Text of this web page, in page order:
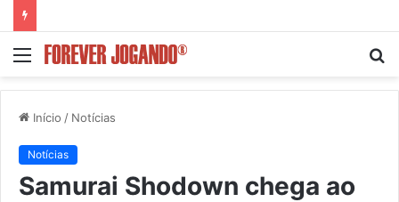
Menu
Início / Notícias
Notícias
Samurai Shodown chega ao